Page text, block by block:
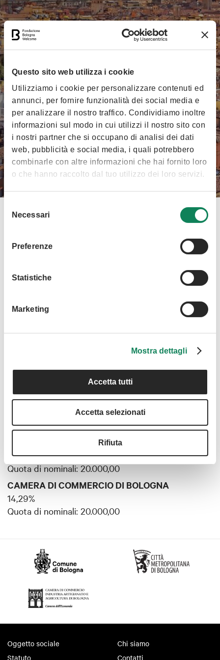
Questo sito web utilizza i cookie
Utilizziamo i cookie per personalizzare contenuti ed
annunci, per fornire funzionalità dei social media e
per analizzare il nostro traffico. Condividiamo inoltre
informazioni sul modo in cui utilizzi il nostro sito con
i nostri partner che si occupano di analisi dei dati
web, pubblicità e social media, i quali potrebbero
combinarle con altre informazioni che hai fornito loro
o che hanno raccolto dal tuo utilizzo dei loro servizi.
delNecessari
Preferenze
Statistiche
Marketing
Mostra dettagli
Accetta tutti
Accetta selezionati
Rifiuta
Soci Fondatori
COMUNE DI BOLOGNA
Quota di nominali: 100.000,00
CITTÁ METROPOLITANA DI BOLOGNA
14,29%
Quota di nominali: 20.000,00
CAMERA DI COMMERCIO DI BOLOGNA
14,29%
Quota di nominali: 20.000,00
Oggetto sociale
Statuto
Chi siamo
Contatti